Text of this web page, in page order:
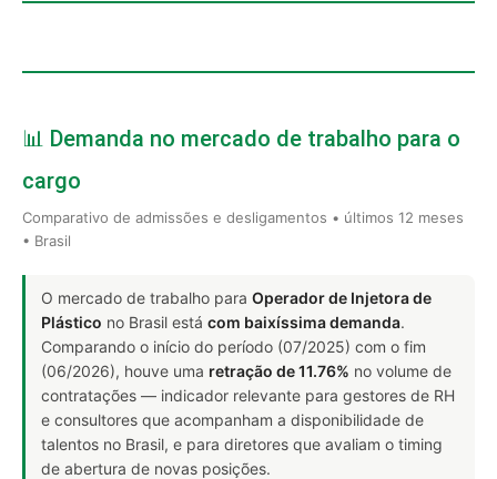
📊 Demanda no mercado de trabalho para o
cargo
Comparativo de admissões e desligamentos • últimos 12 meses
• Brasil
O mercado de trabalho para Operador de Injetora de
Plástico no Brasil está com baixíssima demanda.
Comparando o início do período (07/2025) com o fim
(06/2026), houve uma retração de 11.76% no volume de
contratações — indicador relevante para gestores de RH
e consultores que acompanham a disponibilidade de
talentos no Brasil, e para diretores que avaliam o timing
de abertura de novas posições.